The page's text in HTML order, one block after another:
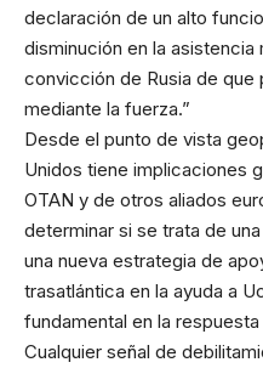
declaración de un alto
disminución en la
convicción de Rusia de
mediante la fuerza.”
Desde el punto de vista
Unidos tiene implicaciones
OTAN y de otros aliados
determinar si se trata de
una nueva estrategia de
trasatlántica en la ayuda a
fundamental en la
Cualquier señal de